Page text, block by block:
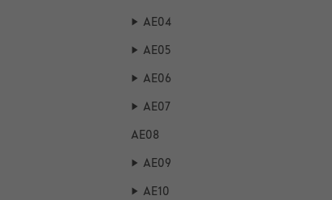
AE04
AE05
AE06
AE07
AE08
AE09
AE10